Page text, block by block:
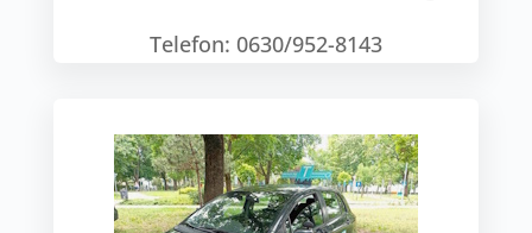
Telefon: 0630/952-8143